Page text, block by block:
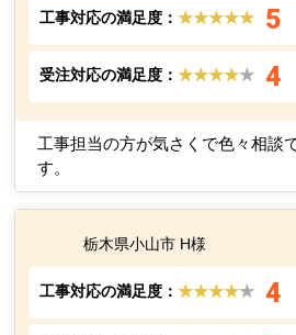
工事対応の満足度：★★★★★ 5
受注対応の満足度：★★★★★ 4
工事担当の方が気さくで色々相談
す。
栃木県小山市 H様
工事対応の満足度：★★★★★ 4